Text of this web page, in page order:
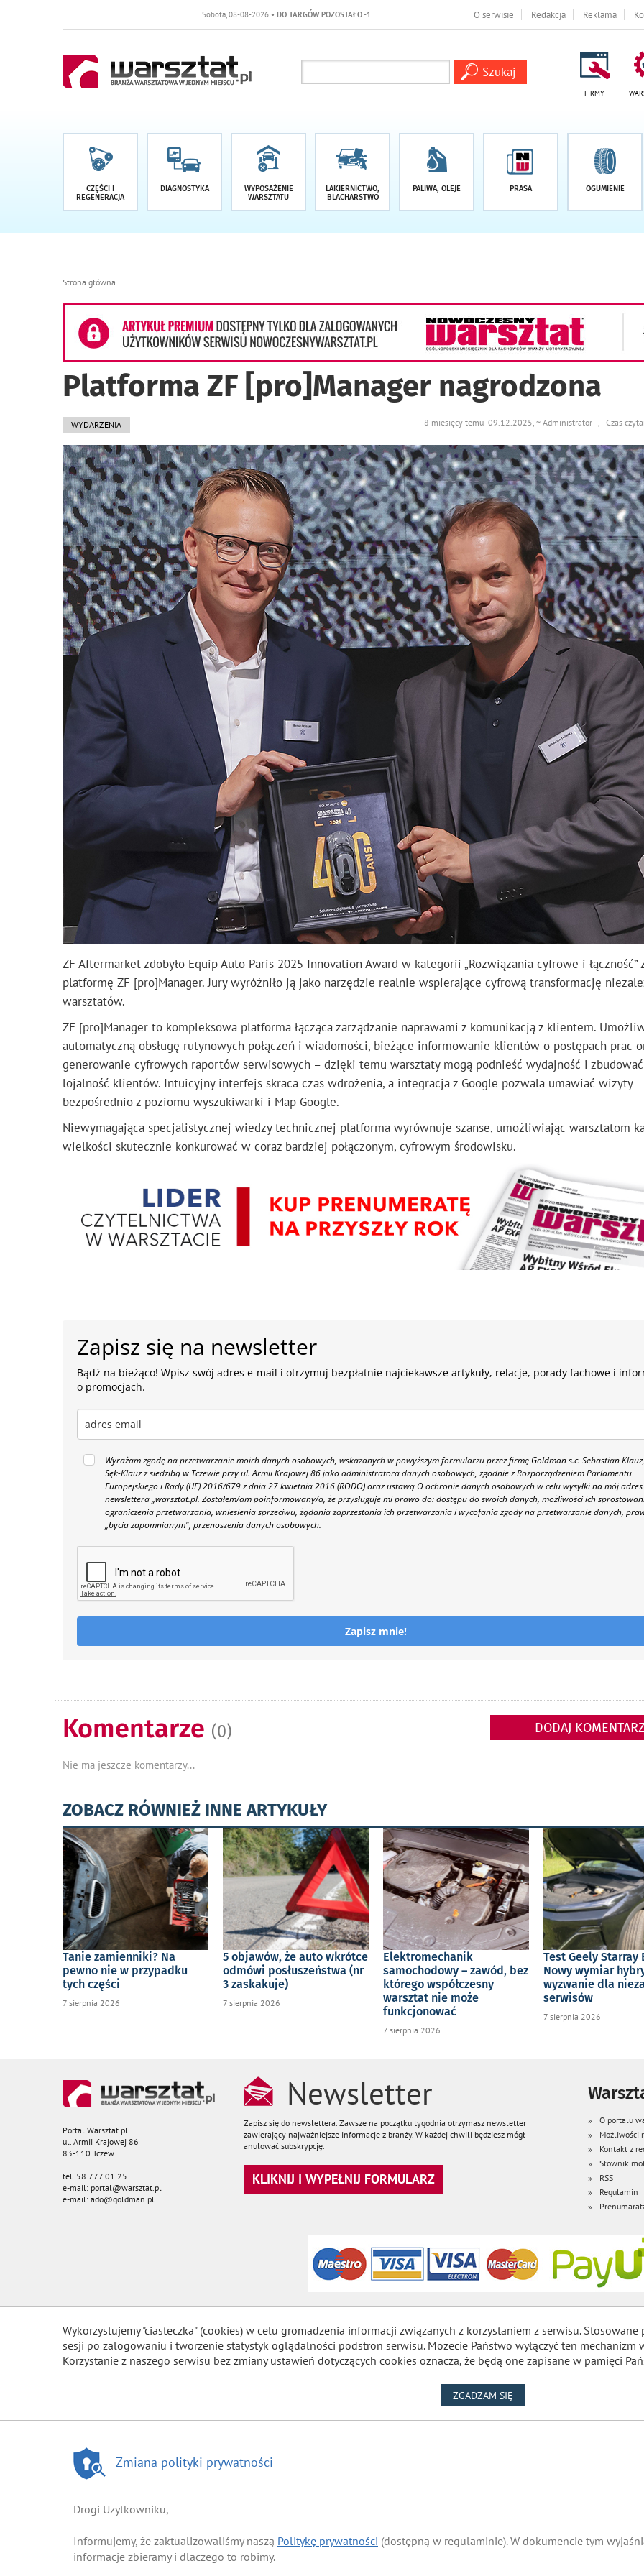
Sobota, 08-08-2026• DO TARGÓW POZOSTAŁO -1 DNI O serwisie Redakcja Reklama
FIRMY
CZĘŚCI I
REGENERACJA
DIAGNOSTYKA
WYPOSAŻENIE
WARSZTATU
LAKIERNICTWO,
BLACHARSTWO
PALIWA, OLEJE PRASA OGUMIENIE
Strona główna
Platforma ZF [pro]Manager nagrodzona
WYDARZENIA 8 miesięcy temu 09.12.2025, ~ Administrator - , Czas
ZF Aftermarket zdobyło Equip Auto Paris 2025 Innovation Award w kategorii „Rozwiązania cyfrowe i łączność”
platformę ZF [pro]Manager. Jury wyróżniło ją jako narzędzie realnie wspierające cyfrową transformację
warsztatów.
ZF [pro]Manager to kompleksowa platforma łącząca zarządzanie naprawami z komunikacją z klientem.
automatyczną obsługę rutynowych połączeń i wiadomości, bieżące informowanie klientów o postępach prac
generowanie cyfrowych raportów serwisowych – dzięki temu warsztaty mogą podnieść wydajność i
lojalność klientów. Intuicyjny interfejs skraca czas wdrożenia, a integracja z Google pozwala umawiać wizyty
bezpośrednio z poziomu wyszukiwarki i Map Google.
Niewymagająca specjalistycznej wiedzy technicznej platforma wyrównuje szanse, umożliwiając warsztatom
wielkości skutecznie konkurować w coraz bardziej połączonym, cyfrowym środowisku.
Zapisz się na newsletter
Bądź na bieżąco! Wpisz swój adres e-mail i otrzymuj bezpłatnie najciekawsze artykuły, relacje, porady fachowe i
o promocjach.
Wyrażam zgodę na przetwarzanie moich danych osobowych, wskazanych w powyższym formularzu przez firmę Goldman s.c. Sebastian
Sęk-Klauz z siedzibą w Tczewie przy ul. Armii Krajowej 86 jako administratora danych osobowych, zgodnie z Rozporządzeniem Parlamentu
Europejskiego i Rady (UE) 2016/679 z dnia 27 kwietnia 2016 (RODO) oraz ustawą O ochronie danych osobowych w celu wysyłki na mój
newslettera „warsztat.pl. Zostałem/am poinformowany/a, że przysługuje mi prawo do: dostępu do swoich danych, możliwości ich
ograniczenia przetwarzania, wniesienia sprzeciwu, żądania zaprzestania ich przetwarzania i wycofania zgody na przetwarzanie danych,
„bycia zapomnianym", przenoszenia danych osobowych.
Zapisz mnie!
Komentarze (0) DODAJ
Nie ma jeszcze komentarzy...
ZOBACZ RÓWNIEŻ INNE ARTYKUŁY
Tanie zamienniki? Na
pewno nie w przypadku
tych części
7 sierpnia 2026
5 objawów, że auto wkrótce
odmówi posłuszeństwa (nr
3 zaskakuje)
7 sierpnia 2026
Elektromechanik
samochodowy – zawód, bez
którego współczesny
warsztat nie może
funkcjonować
7 sierpnia 2026
Test Geely Starray
Nowy wymiar
wyzwanie dla
serwisów
7 sierpnia 2026
Portal Warsztat.pl
ul. Armii Krajowej 86
83-110 Tczew
tel. 58 777 01 25
e-mail: portal@warsztat.pl
e-mail: ado@goldman.pl
Newsletter
Zapisz się do newslettera. Zawsze na początku tygodnia otrzymasz newsletter
zawierający najważniejsze informacje z branży. W każdej chwili będziesz mógł
anulować subskrypcję.
KLIKNIJ I WYPEŁNIJ FORMULARZ
O portalu
Możliwości
Kontakt z
Słownik
RSS
Regulamin
Wykorzystujemy "ciasteczka" (cookies) w celu gromadzenia informacji związanych z korzystaniem z serwisu.
sesji po zalogowaniu i tworzenie statystyk oglądalności podstron serwisu. Możecie Państwo wyłączyć ten
Korzystanie z naszego serwisu bez zmiany ustawień dotyczących cookies oznacza, że będą one zapisane w pamięci
ZGADZAM SIĘ
Zmiana polityki prywatności
Drogi Użytkowniku,
Informujemy, że zaktualizowaliśmy naszą Politykę prywatności (dostępną w regulaminie). W dokumencie tym
informacje zbieramy i dlaczego to robimy.